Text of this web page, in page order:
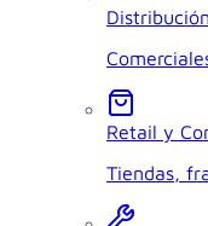
Retail y
Tiendas,